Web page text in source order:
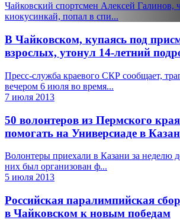
Чайковский спортсмен Алексей Галинов,
киокусинкай, попал в спи...
В Чайковском, купаясь под
взрослых, утонул 14-летний
Пресс-служба краевого СКР сообщает,
вечером 6 июля во время...
7 июля 2013
50 волонтеров из Пермского
помогать на Универсиаде в
Волонтеры приехали в Казани за неделю
них был организован ф...
5 июля 2013
Российская паралимпийская
в Чайковском к новым победам